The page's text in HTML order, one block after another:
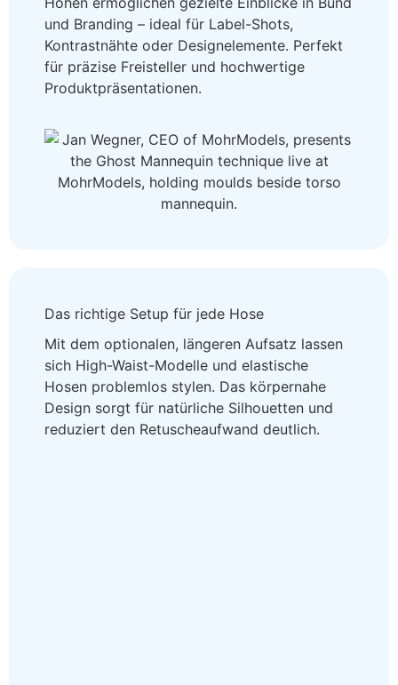
und Branding – ideal für Label-Shots,
Kontrastnähte oder Designelemente. Perfekt
für präzise Freisteller und hochwertige
Produktpräsentationen.
Das richtige Setup für jede Hose
Mit dem optionalen, längeren Aufsatz lassen
sich High-Waist-Modelle und elastische
Hosen problemlos stylen. Das körpernahe
Design sorgt für natürliche Silhouetten und
reduziert den Retuscheaufwand deutlich.